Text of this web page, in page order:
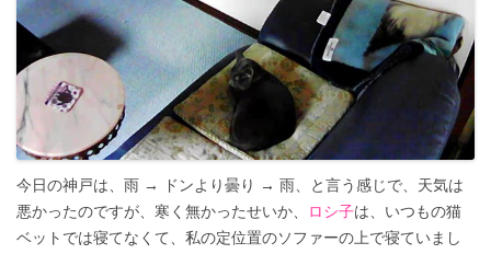
今日の神戸は、雨 → ドンより曇り → 雨、と言う感じで、天気は
悪かったのですが、寒く無かったせいか、
ロシ子は、いつもの猫
ベットでは寝てなくて、私の定位置のソファーの上で寝ていまし